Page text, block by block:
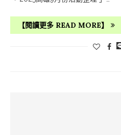
【閱讀更多 READ MORE】